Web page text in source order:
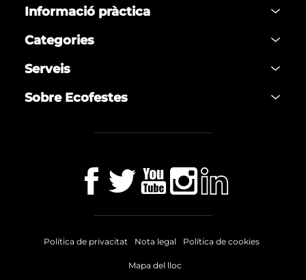
Informació pràctica
Categories
Serveis
Sobre Ecofestes
Política de privacitat Nota legal Política de cookies
Mapa del lloc